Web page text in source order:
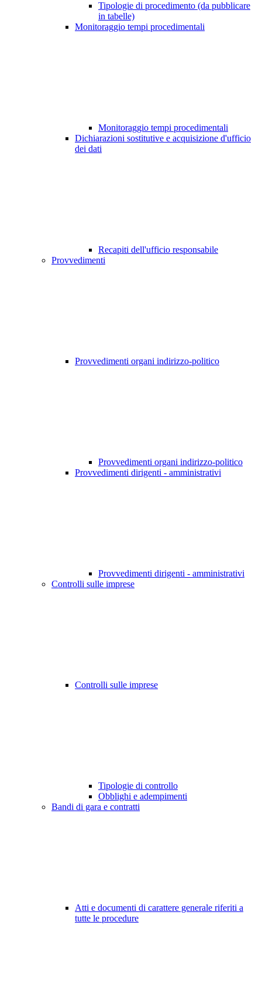
Tipologie di procedimento (da pubblicare
in tabelle)
Monitoraggio tempi procedimentali
Monitoraggio tempi procedimentali
Dichiarazioni sostitutive e acquisizione d'ufficio
dei dati
Recapiti dell'ufficio responsabile
Provvedimenti
Provvedimenti organi indirizzo-politico
Provvedimenti organi indirizzo-politico
Provvedimenti dirigenti - amministrativi
Provvedimenti dirigenti - amministrativi
Controlli sulle imprese
Controlli sulle imprese
Tipologie di controllo
Obblighi e adempimenti
Bandi di gara e contratti
Atti e documenti di carattere generale riferiti a
tutte le procedure